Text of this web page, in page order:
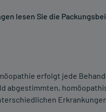
lesen Sie die
erfolgt jede
abgestimmten,